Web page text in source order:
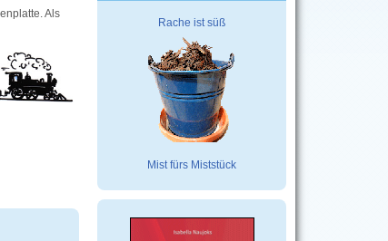
Als
Rache ist süß
Mist fürs Miststück